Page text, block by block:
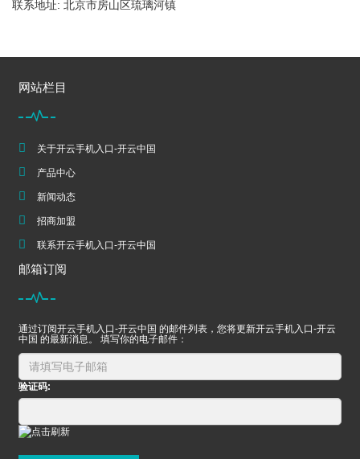
联系地址: 北京市房山区琉璃河镇
网站栏目
关于开云手机入口-开云中国
产品中心
新闻动态
招商加盟
联系开云手机入口-开云中国
邮箱订阅
通过订阅开云手机入口-开云中国 的邮件列表，您将更新开云手机入口-开云
中国 的最新消息。 填写你的电子邮件：
验证码: